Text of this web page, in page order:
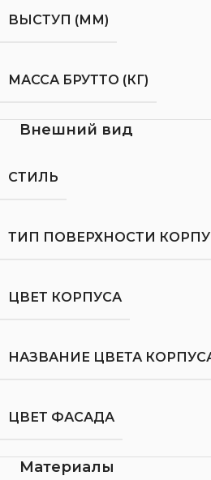
ВЫСТУП (ММ)
МАССА БРУТТО (КГ)
Внешний вид
СТИЛЬ
ТИП ПОВЕРХНОСТИ
ЦВЕТ КОРПУСА
НАЗВАНИЕ ЦВЕТА
ЦВЕТ ФАСАДА
Материалы